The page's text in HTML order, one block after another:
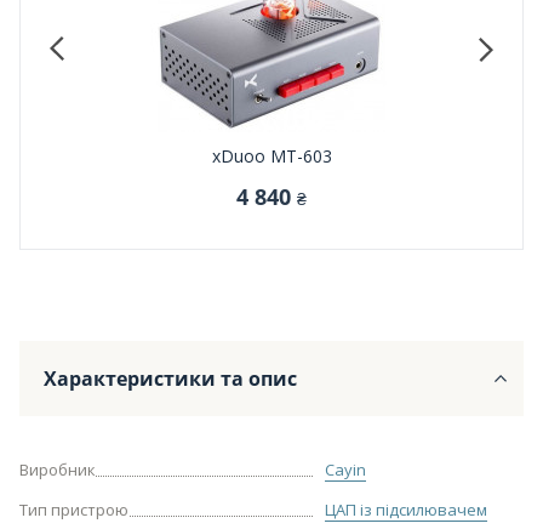
xDuoo MT-603
4 840 ₴
Характеристики та опис
Виробник
Cayin
Тип пристрою
ЦАП із підсилювачем